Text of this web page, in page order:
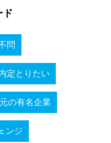
ド
問
定とりたい
の有名企業
ンジ